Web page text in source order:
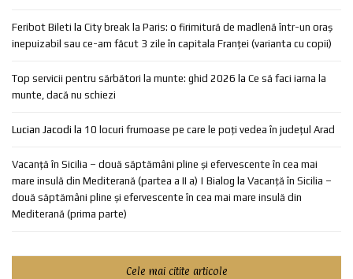
Feribot Bileti la City break la Paris: o firimitură de madlenă într-un oraș
inepuizabil sau ce-am făcut 3 zile în capitala Franței (varianta cu copii)
Top servicii pentru sărbători la munte: ghid 2026 la Ce să faci iarna la
munte, dacă nu schiezi
Lucian Jacodi la 10 locuri frumoase pe care le poți vedea în județul Arad
Vacanță în Sicilia – două săptămâni pline și efervescente în cea mai
mare insulă din Mediterană (partea a II a) | Bialog la Vacanță în Sicilia –
două săptămâni pline și efervescente în cea mai mare insulă din
Mediterană (prima parte)
Cele mai citite articole